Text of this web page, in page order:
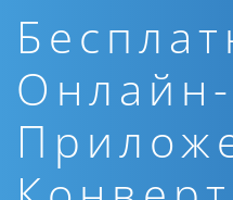
Онлайн-